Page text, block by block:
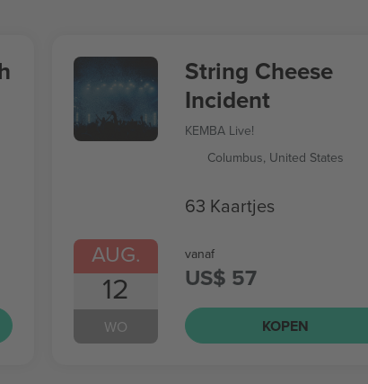
AUG.
12
WO
String Cheese
Incident
KEMBA Live!
Columbus, United States
63 Kaartjes
vanaf
US$ 57
KOPEN